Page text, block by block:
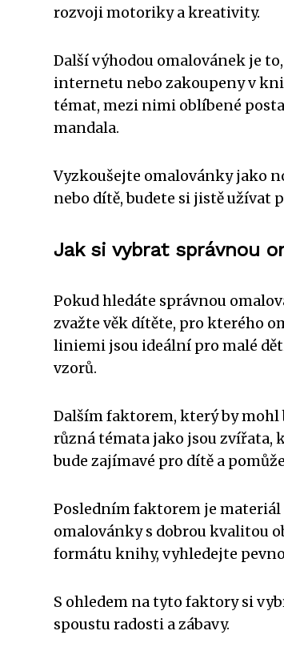
rozvoji motoriky a kreativity.
Další výhodou omalovánek je
internetu nebo zakoupeny v
témat, mezi nimi oblíbené
mandala.
Vyzkoušejte omalovánky jako
nebo dítě, budete si jistě užívat
Jak si vybrat správnou
Pokud hledáte správnou
zvažte věk dítěte, pro kterého
liniemi jsou ideální pro malé
vzorů.
Dalším faktorem, který by mohl
různá témata jako jsou zvířata,
bude zajímavé pro dítě a
Posledním faktorem je
omalovánky s dobrou kvalitou
formátu knihy, vyhledejte
S ohledem na tyto faktory si
spoustu radosti a zábavy.